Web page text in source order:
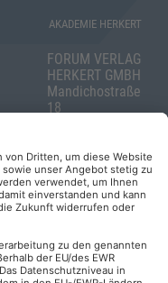
AKADEMIE HERKERT
FORUM VERLAG
HERKERT GMBH
Mandichostraße
18
Telefon: +49
(0)8233 381-123
Telefax: +49
(0)8233 381-222
E-Mail:
herkert.de
Zahlung per